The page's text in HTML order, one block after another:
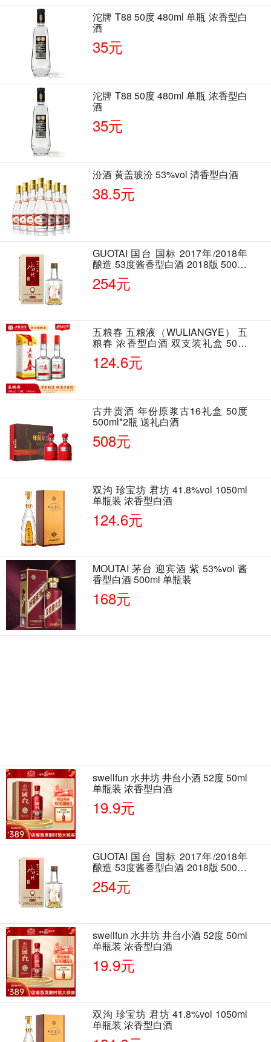
沱牌 T88 50度 480ml 单瓶 浓香型白
酒
35元
沱牌 T88 50度 480ml 单瓶 浓香型白
酒
35元
汾酒 黄盖玻汾 53%vol 清香型白酒
38.5元
GUOTAI 国台 国标 2017年/2018年
酿造 53度酱香型白酒 2018版 500ml
单瓶装
254元
五粮春 五粮液（WULIANGYE） 五
粮春 浓香型白酒 双支装礼盒 50度
500ml*2瓶 含酒具
124.6元
古井贡酒 年份原浆古16礼盒 50度
500ml*2瓶 送礼白酒
508元
双沟 珍宝坊 君坊 41.8%vol 1050ml
单瓶装 浓香型白酒
124.6元
MOUTAI 茅台 迎宾酒 紫 53%vol 酱
香型白酒 500ml 单瓶装
168元
swellfun 水井坊 井台小酒 52度 50ml
单瓶装 浓香型白酒
19.9元
GUOTAI 国台 国标 2017年/2018年
酿造 53度酱香型白酒 2018版 500ml
单瓶装
254元
swellfun 水井坊 井台小酒 52度 50ml
单瓶装 浓香型白酒
19.9元
双沟 珍宝坊 君坊 41.8%vol 1050ml
单瓶装 浓香型白酒